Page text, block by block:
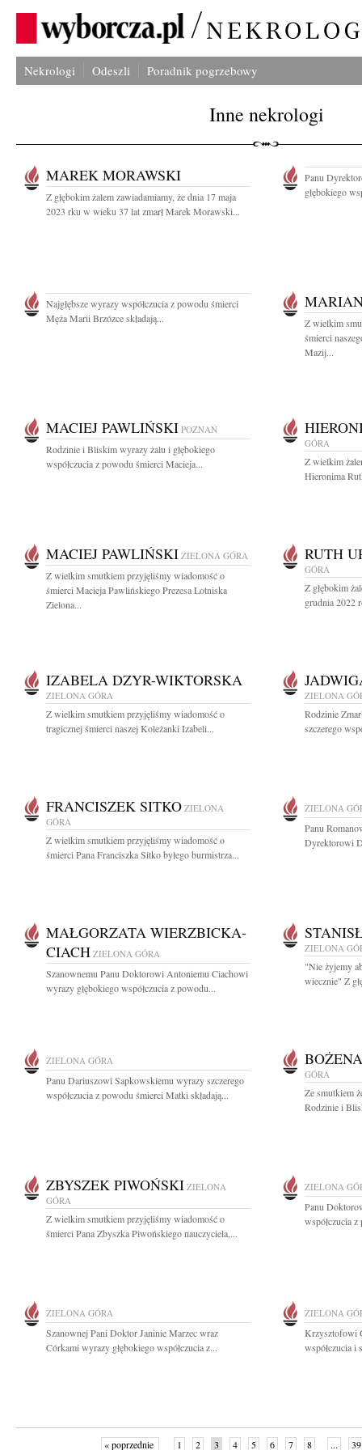
Nekrologi Odeszli Poradnik pogrzebowy
Inne nekrologi
MAREK MORAWSKI
Z głębokim żalem zawiadamiamy, że dnia 17 maja
2023 rku w wieku 37 lat zmarł Marek Morawski...
Panu
głębokiego
Najgłębsze wyrazy współczucia z powodu śmierci
Męża Marii Brzózce składają...
Z wielkim
śmierci
Mazij...
MACIEJ PAWLIŃSKI POZNAŃ
Rodzinie i Bliskim wyrazy żalu i głębokiego
współczucia z powodu śmierci Macieja...
GÓRA
Z wielkim
Hieronima
MACIEJ PAWLIŃSKI ZIELONA GÓRA
Z wielkim smutkiem przyjęliśmy wiadomość o
śmierci Macieja Pawlińskiego Prezesa Lotniska
Zielona...
RUTH
GÓRA
Z głębokim
grudnia 2022
IZABELA DZYR-WIKTORSKA
ZIELONA GÓRA
Z wielkim smutkiem przyjęliśmy wiadomość o
tragicznej śmierci naszej Koleżanki Izabeli...
ZIELONA
Rodzinie
szczerego
FRANCISZEK SITKO ZIELONA
GÓRA
Z wielkim smutkiem przyjęliśmy wiadomość o
śmierci Pana Franciszka Sitko byłego burmistrza...
ZIELONA
Panu
Dyrektorowi
MAŁGORZATA WIERZBICKA-
CIACH ZIELONA GÓRA
Szanownemu Panu Doktorowi Antoniemu Ciachowi
wyrazy głębokiego współczucia z powodu...
ZIELONA
"Nie żyjemy
wiecznie" Z
ZIELONA GÓRA
Panu Dariuszowi Sapkowskiemu wyrazy szczerego
współczucia z powodu śmierci Matki składają...
GÓRA
Ze smutkiem
Rodzinie i
ZBYSZEK PIWOŃSKI ZIELONA
GÓRA
Z wielkim smutkiem przyjęliśmy wiadomość o
śmierci Pana Zbyszka Piwońskiego nauczyciela,...
ZIELONA
Panu
współczucia
ZIELONA GÓRA
Szanownej Pani Doktor Janinie Marzec wraz
Córkami wyrazy głębokiego współczucia z...
ZIELONA
Krzysztofowi
współczucia i
« poprzednie 1 2 3 4 5 6 7 8 ... 39